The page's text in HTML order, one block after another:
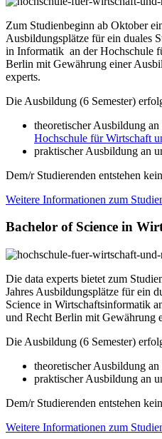
Zum Studienbeginn ab Oktober
Ausbildungsplätze für ein duales
in Informatik an der Hochschule
Berlin mit Gewährung einer
experts.
Die Ausbildung (6 Semester)
theoretischer Ausbildung an
Hochschule für Wirtschaft
praktischer Ausbildung an
Dem/r Studierenden entstehen
Weitere Informationen zum
Bachelor of Science in
Die data experts bietet zum
Jahres Ausbildungsplätze für ein
Science in Wirtschaftsinformatik
und Recht Berlin mit Gewährung
Die Ausbildung (6 Semester)
theoretischer Ausbildung
praktischer Ausbildung an
Dem/r Studierenden entstehen
Weitere Informationen zum